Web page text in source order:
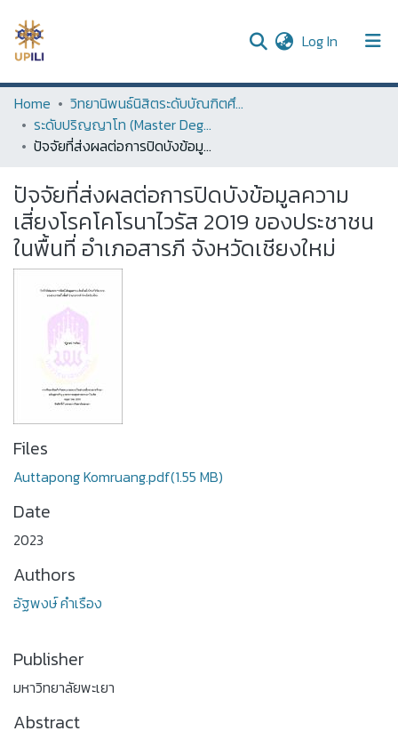
Log In (current)
UPDC
Communities & Collections
Statistics
Home
วิทยานิพนธ์นิสิตระดับบัณฑิตศึกษา (Thesis of Graduate Students)
ระดับปริญญาโท (Master Degree)
ปัจจัยที่ส่งผลต่อการปิดบังข้อมูลความเสี่ยงโรคโคโรนาไวรัส 2019 ของประชาชนในพื้นที่ อำเภอสารภี จังหวัดเชียงใหม่
ปัจจัยที่ส่งผลต่อการปิดบังข้อมูลความ
เสี่ยงโรคโคโรนาไวรัส 2019 ของประชาชน
ในพื้นที่ อำเภอสารภี จังหวัดเชียงใหม่
Files
Auttapong Komruang.pdf(1.55 MB)
Date
2023
Authors
อัฐพงษ์ คำเรือง
Publisher
มหาวิทยาลัยพะเยา
Abstract